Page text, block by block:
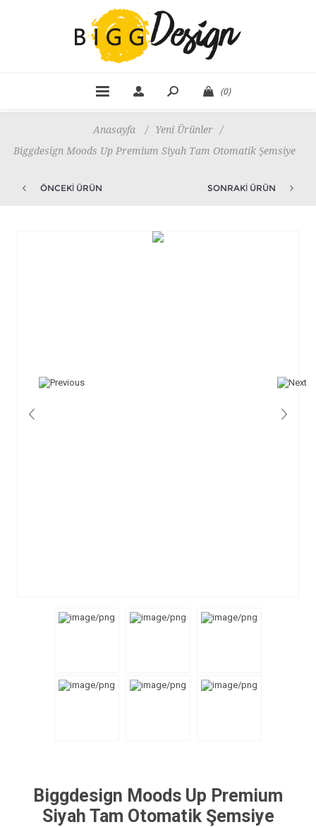
(0)
Anasayfa / Yeni Ürünler
/
Biggdesign Moods Up Premium Siyah Tam Otomatik Şemsiye
ÖNCEKI ÜRÜN SONRAKI ÜRÜN
Biggdesign Moods Up Premium
Siyah Tam Otomatik Şemsiye